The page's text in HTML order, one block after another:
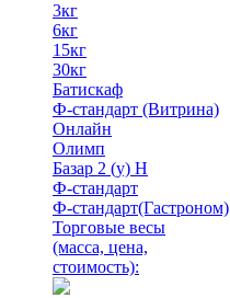
3кг
6кг
15кг
30кг
Батискаф
Ф-стандарт (Витрина)
Онлайн
Олимп
Базар 2 (у) Н
Ф-стандарт
Ф-стандарт(Гастроном)
Торговые весы
(масса, цена,
стоимость):